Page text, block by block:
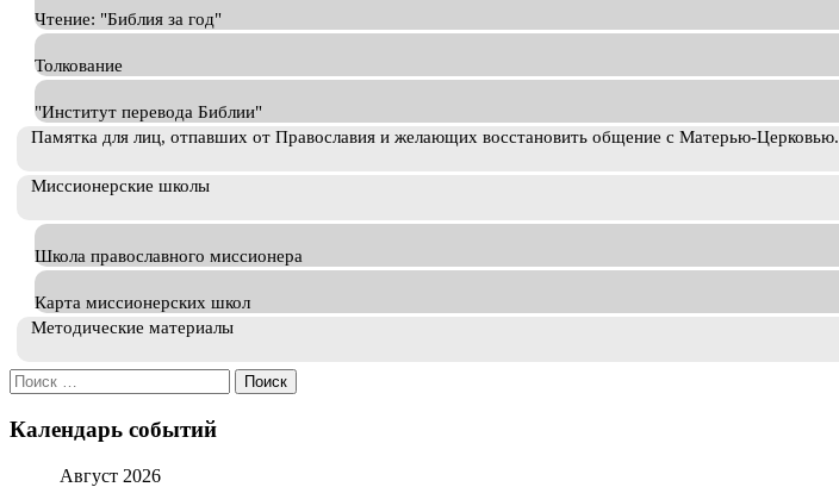
Чтение: "Библия за год"
Толкование
"Институт перевода Библии"
Памятка для лиц, отпавших от Православия и желающих восстановить общение с Матерью-Церковью.
Миссионерские школы
Школа православного миссионера
Карта миссионерских школ
Методические материалы
Искать:
Календарь событий
Август 2026